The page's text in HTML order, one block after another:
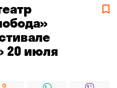
20 июля